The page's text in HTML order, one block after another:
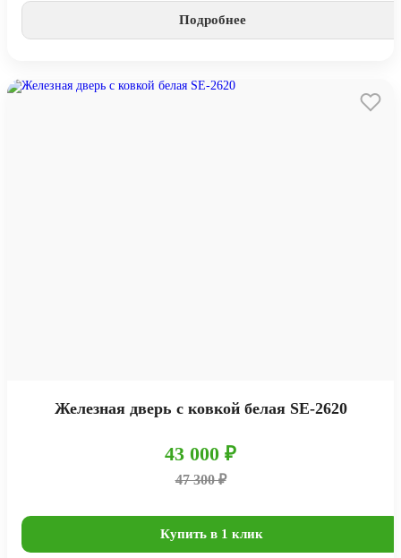
Подробнее
Железная дверь с ковкой белая SE-2620
43 000 ₽
47 300 ₽
Купить в 1 клик